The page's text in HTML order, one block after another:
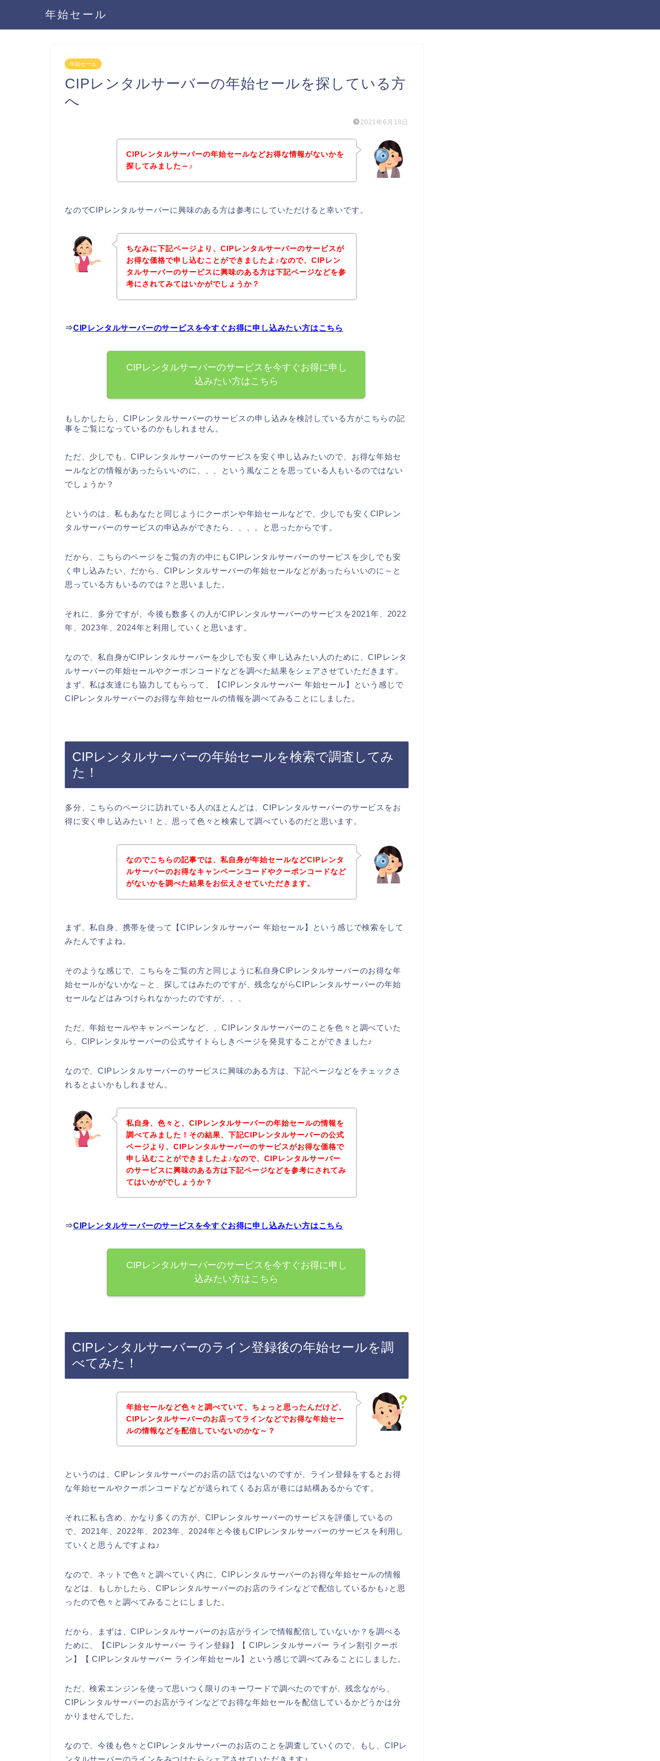
年始セール
年始セール
CIPレンタルサーバーの年始セールを探している方
へ
2021年6月18日
CIPレンタルサーバーの年始セールなどお得な情報がないかを
探してみました～♪
なのでCIPレンタルサーバーに興味のある方は参考にしていただけると幸いです。
ちなみに下記ページより、CIPレンタルサーバーのサービスが
お得な価格で申し込むことができましたよ♪なので、CIPレン
タルサーバーのサービスに興味のある方は下記ページなどを参
考にされてみてはいかがでしょうか？
⇒CIPレンタルサーバーのサービスを今すぐお得に申し込みたい方はこちら
CIPレンタルサーバーのサービスを今すぐお得に申し
込みたい方はこちら
もしかしたら、CIPレンタルサーバーのサービスの申し込みを検討している方がこちらの記
事をご覧になっているのかもしれません。
ただ、少しでも、CIPレンタルサーバーのサービスを安く申し込みたいので、お得な年始セ
ールなどの情報があったらいいのに、、、という風なことを思っている人もいるのではない
でしょうか？
というのは、私もあなたと同じようにクーポンや年始セールなどで、少しでも安くCIPレン
タルサーバーのサービスの申込みができたら、、、。と思ったからです。
だから、こちらのページをご覧の方の中にもCIPレンタルサーバーのサービスを少しでも安
く申し込みたい、だから、CIPレンタルサーバーの年始セールなどがあったらいいのに～と
思っている方もいるのでは？と思いました。
それに、多分ですが、今後も数多くの人がCIPレンタルサーバーのサービスを2021年、2022
年、2023年、2024年と利用していくと思います。
なので、私自身がCIPレンタルサーバーを少しでも安く申し込みたい人のために、CIPレンタ
ルサーバーの年始セールやクーポンコードなどを調べた結果をシェアさせていただきます。
まず、私は友達にも協力してもらって、【CIPレンタルサーバー 年始セール】という感じで
CIPレンタルサーバーのお得な年始セールの情報を調べてみることにしました。
CIPレンタルサーバーの年始セールを検索で調査してみ
た！
多分、こちらのページに訪れている人のほとんどは、CIPレンタルサーバーのサービスをお
得に安く申し込みたい！と、思って色々と検索して調べているのだと思います。
なのでこちらの記事では、私自身が年始セールなどCIPレンタ
ルサーバーのお得なキャンペーンコードやクーポンコードなど
がないかを調べた結果をお伝えさせていただきます。
まず、私自身、携帯を使って【CIPレンタルサーバー 年始セール】という感じで検索をして
みたんですよね。
そのような感じで、こちらをご覧の方と同じように私自身CIPレンタルサーバーのお得な年
始セールがないかな～と、探してはみたのですが、残念ながらCIPレンタルサーバーの年始
セールなどはみつけられなかったのですが、、、
ただ、年始セールやキャンペーンなど、、CIPレンタルサーバーのことを色々と調べていた
ら、CIPレンタルサーバーの公式サイトらしきページを発見することができました♪
なので、CIPレンタルサーバーのサービスに興味のある方は、下記ページなどをチェックさ
れるとよいかもしれません。
私自身、色々と、CIPレンタルサーバーの年始セールの情報を
調べてみました！その結果、下記CIPレンタルサーバーの公式
ページより、CIPレンタルサーバーのサービスがお得な価格で
申し込むことができましたよ♪なので、CIPレンタルサーバー
のサービスに興味のある方は下記ページなどを参考にされてみ
てはいかがでしょうか？
⇒CIPレンタルサーバーのサービスを今すぐお得に申し込みたい方はこちら
CIPレンタルサーバーのサービスを今すぐお得に申し
込みたい方はこちら
CIPレンタルサーバーのライン登録後の年始セールを調
べてみた！
年始セールなど色々と調べていて、ちょっと思ったんだけど、
CIPレンタルサーバーのお店ってラインなどでお得な年始セー
ルの情報などを配信していないのかな～？
というのは、CIPレンタルサーバーのお店の話ではないのですが、ライン登録をするとお得
な年始セールやクーポンコードなどが送られてくるお店が巷には結構あるからです。
それに私も含め、かなり多くの方が、CIPレンタルサーバーのサービスを評価しているの
で、2021年、2022年、2023年、2024年と今後もCIPレンタルサーバーのサービスを利用し
ていくと思うんですよね♪
なので、ネットで色々と調べていく内に、CIPレンタルサーバーのお得な年始セールの情報
などは、もしかしたら、CIPレンタルサーバーのお店のラインなどで配信しているかも♪と思
ったので色々と調べてみることにしました。
だから、まずは、CIPレンタルサーバーのお店がラインで情報配信していないか？を調べる
ために、【CIPレンタルサーバー ライン登録】【 CIPレンタルサーバー ライン割引クーポ
ン】【 CIPレンタルサーバー ライン年始セール】という感じで調べてみることにしました。
ただ、検索エンジンを使って思いつく限りのキーワードで調べたのですが、残念ながら、
CIPレンタルサーバーのお店がラインなどでお得な年始セールを配信しているかどうかは分
かりませんでした。
なので、今後も色々とCIPレンタルサーバーのお店のことを調査していくので、もし、CIPレ